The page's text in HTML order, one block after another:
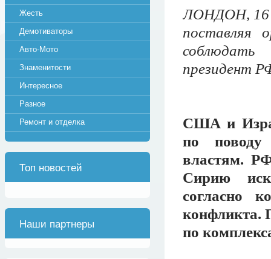
ЛОНДОН, 16
поставляя
президент
США и
по поводу
властям.
Сирию
согласно
конфликта.
по
Жесть
Демотиваторы
Авто-Мото
Знаменитости
Интересное
Разное
Ремонт и отделка
Топ новостей
Наши партнеры